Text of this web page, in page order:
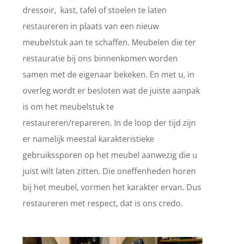
dressoir, kast, tafel of stoelen te laten
restaureren in plaats van een nieuw
meubelstuk aan te schaffen. Meubelen die ter
restauratie bij ons binnenkomen worden
samen met de eigenaar bekeken. En met u, in
overleg wordt er besloten wat de juiste aanpak
is om het meubelstuk te
restaureren/repareren. In de loop der tijd zijn
er namelijk meestal karakteristieke
gebruikssporen op het meubel aanwezig die u
juist wilt laten zitten. Die oneffenheden horen
bij het meubel, vormen het karakter ervan. Dus
restaureren met respect, dat is ons credo.